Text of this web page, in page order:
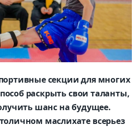
секции для многих
раскрыть свои таланты,
шанс на будущее.
маслихате всерьез